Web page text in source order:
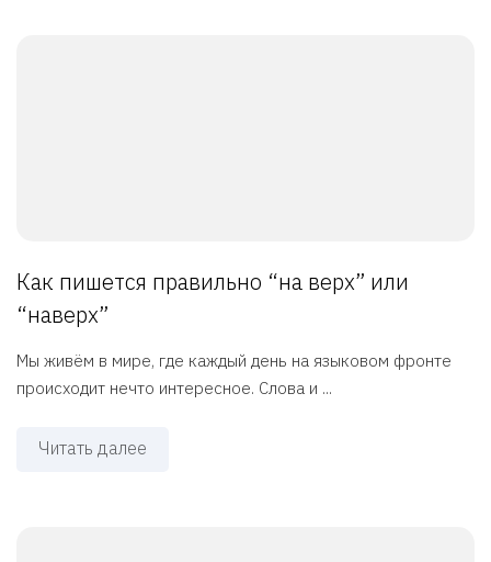
Как пишется правильно “на верх” или
“наверх”
Мы живём в мире, где каждый день на языковом фронте
происходит нечто интересное. Слова и ...
Читать далее